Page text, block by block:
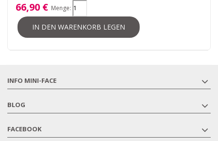
66,90 € Menge:
IN DEN WARENKORB LEGEN
INFO MINI-FACE
BLOG
FACEBOOK